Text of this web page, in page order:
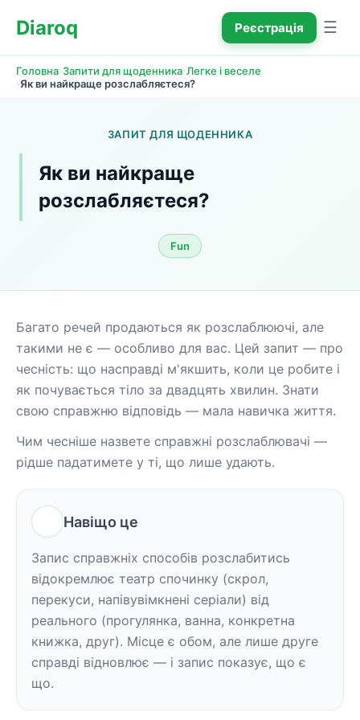
Diaroq Реєстрація ☰
Головна›Запити для щоденника›Легке і веселе
›Як ви найкраще розслабляєтеся?
ЗАПИТ ДЛЯ ЩОДЕННИКА
Як ви найкраще
розслабляєтеся?
Fun
Багато речей продаються як розслаблюючі, але
такими не є — особливо для вас. Цей запит — про
чесність: що насправді м'якшить, коли це робите і
як почувається тіло за двадцять хвилин. Знати
свою справжню відповідь — мала навичка життя.
Чим чесніше назвете справжні розслаблювачі —
рідше падатимете у ті, що лише удають.
Навіщо це
Запис справжніх способів розслабитись
відокремлює театр спочинку (скрол,
перекуси, напівувімкнені серіали) від
реального (прогулянка, ванна, конкретна
книжка, друг). Місце є обом, але лише друге
справді відновлює — і запис показує, що є
що.